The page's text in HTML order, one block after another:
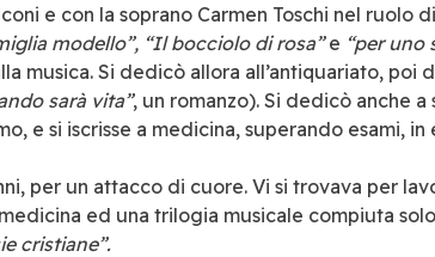
e con la soprano Carmen Toschi nel ruolo
modello”, “Il bocciolo di rosa”e “per uno
musica. Si dedicò allora all’antiquariato, poi
sarà vita”, un romanzo). Si dedicò anche
e si iscrisse a medicina, superando esami,
per un attacco di cuore. Vi si trovava per
ed una trilogia musicale compiuta
cristiane”.